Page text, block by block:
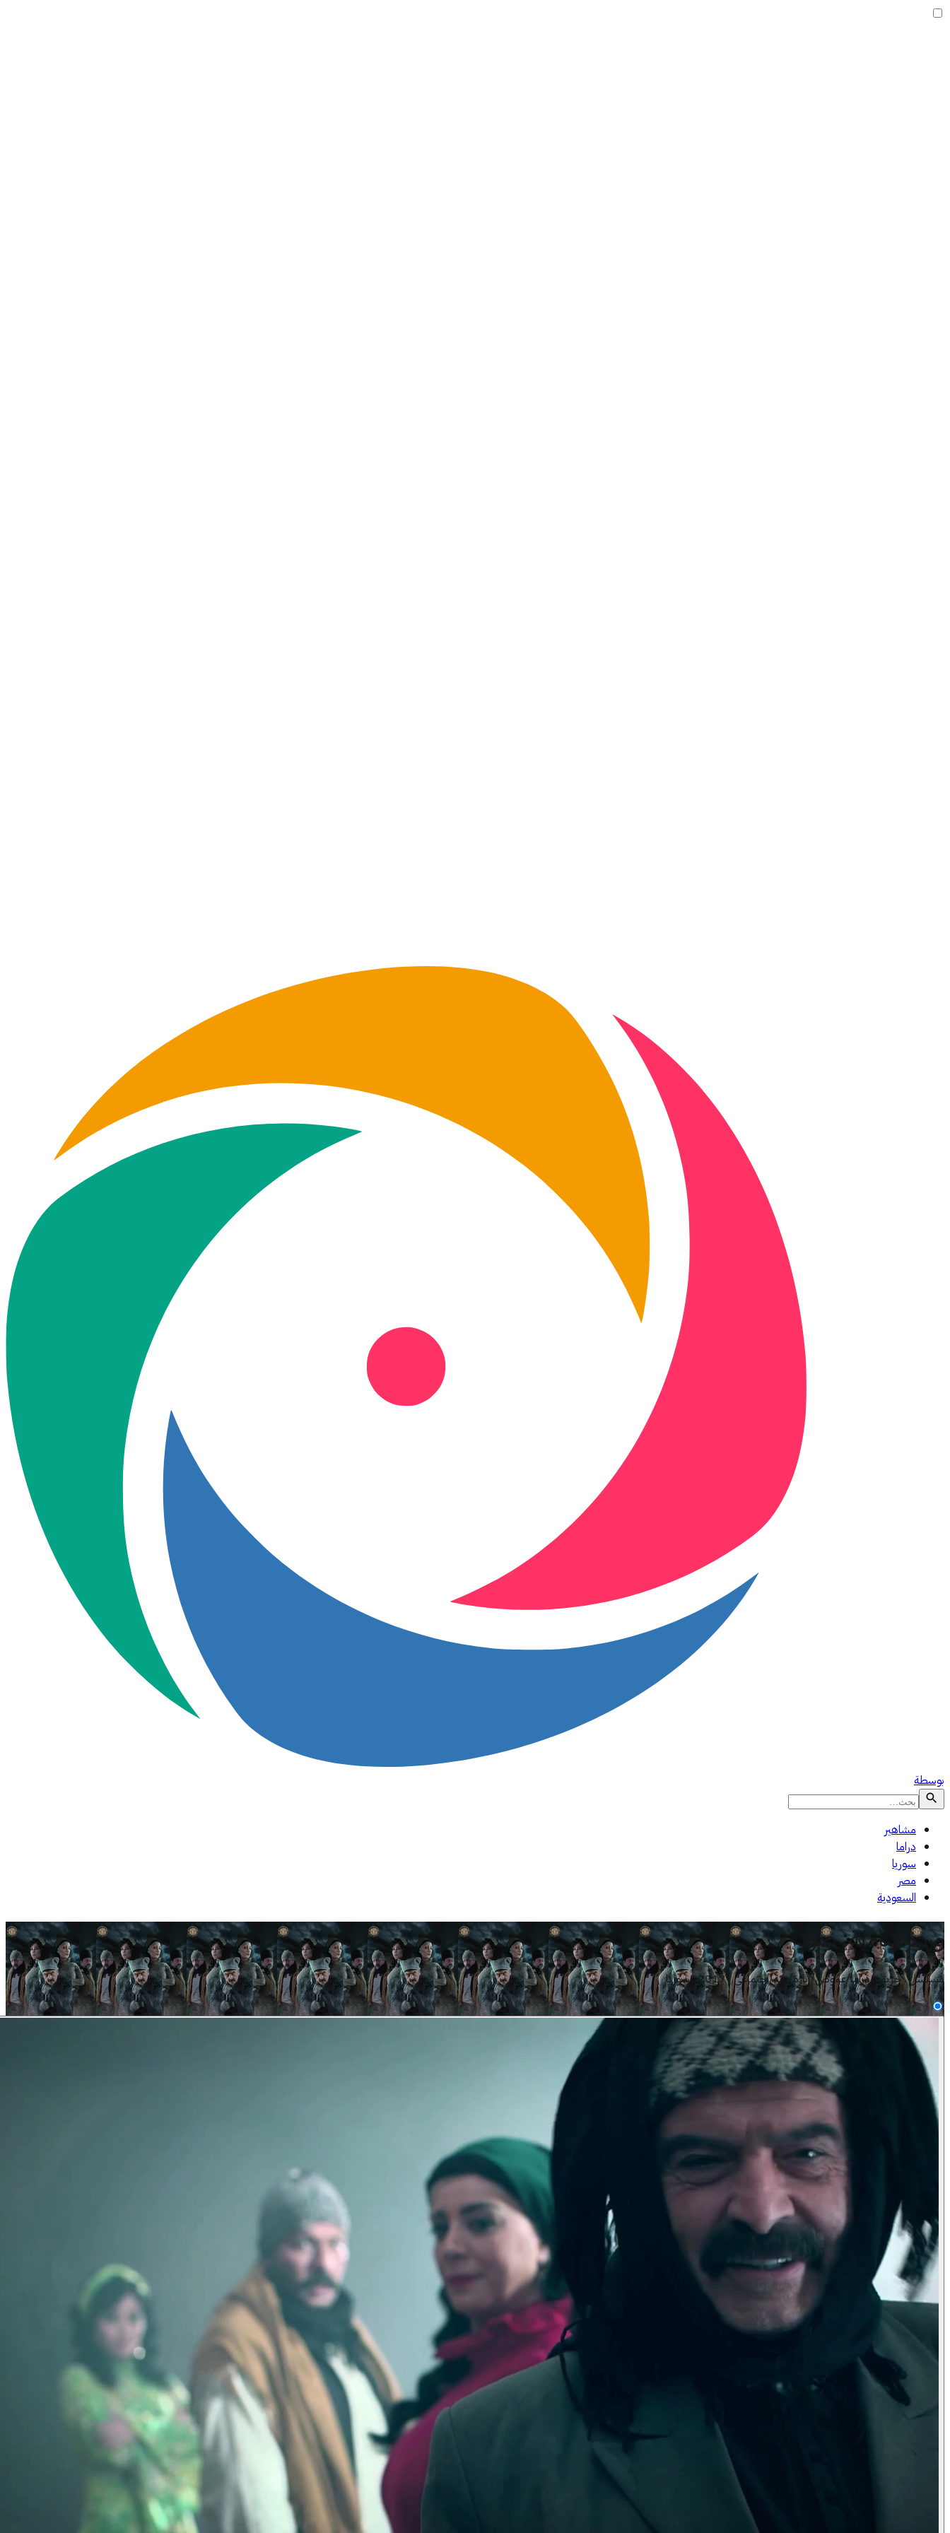
بوسطة
مشاهير
دراما
سوريا
مصر
السعودية
وردة شامية:صور
مسلسل . جريمة/دراما/غموض/إثارة/بيئة/اجتماعي . 2017 . سوريا